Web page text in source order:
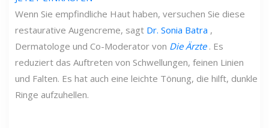
Wenn Sie empfindliche Haut haben, versuchen Sie diese
restaurative Augencreme, sagt Dr. Sonia Batra ,
Dermatologe und Co-Moderator von Die Ärzte . Es
reduziert das Auftreten von Schwellungen, feinen Linien
und Falten. Es hat auch eine leichte Tönung, die hilft, dunkle
Ringe aufzuhellen.